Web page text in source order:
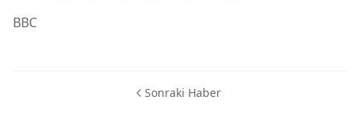
BBC
Sonraki Haber